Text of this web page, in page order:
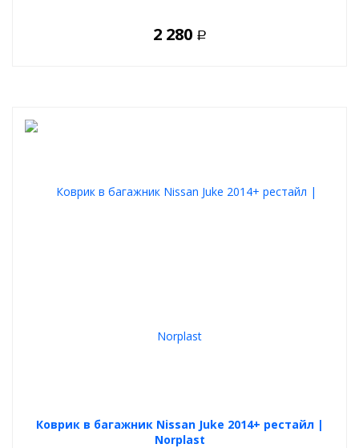
2 280 Р
Коврик в багажник Nissan Juke 2014+ рестайл |
Norplast